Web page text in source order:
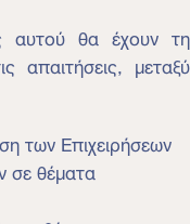
αυτού θα έχουν τη
απαιτήσεις, μεταξύ
των Επιχειρήσεων
σε θέματα